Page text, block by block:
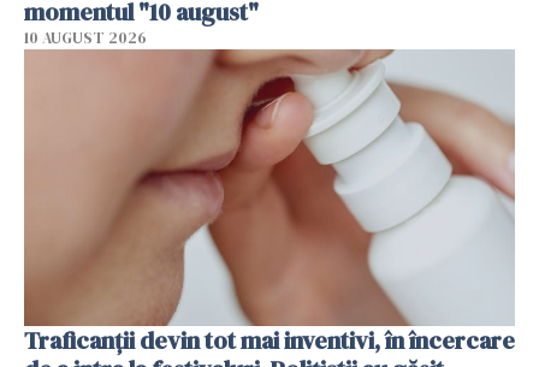
momentul "10 august"
10 AUGUST 2026
Traficanții devin tot mai inventivi, în încercare